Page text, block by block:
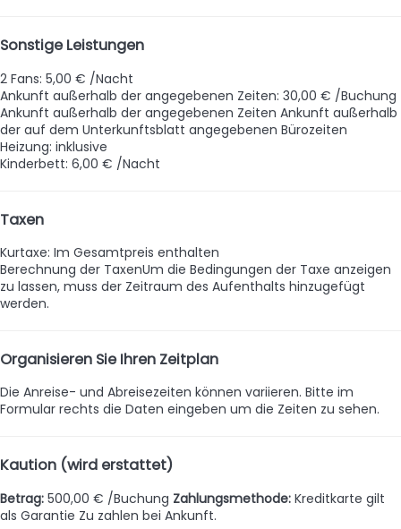
Sonstige Leistungen
2 Fans: 5,00 € /Nacht
Ankunft außerhalb der angegebenen Zeiten: 30,00 € /Buchung
Ankunft außerhalb der angegebenen Zeiten Ankunft außerhalb
der auf dem Unterkunftsblatt angegebenen Bürozeiten
Heizung: inklusive
Kinderbett: 6,00 € /Nacht
Taxen
Kurtaxe: Im Gesamtpreis enthalten
Berechnung der TaxenUm die Bedingungen der Taxe anzeigen
zu lassen, muss der Zeitraum des Aufenthalts hinzugefügt
werden.
Organisieren Sie Ihren Zeitplan
Die Anreise- und Abreisezeiten können variieren. Bitte im
Formular rechts die Daten eingeben um die Zeiten zu sehen.
Kaution (wird erstattet)
Betrag: 500,00 € /Buchung Zahlungsmethode: Kreditkarte gilt
als Garantie Zu zahlen bei Ankunft.